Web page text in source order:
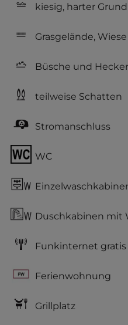
kiesig, harter Grund
Grasgelände, Wiese
Büsche und
teilweise Schatten
Stromanschluss
WC
Duschkabinen mit
Funkinternet gratis
Ferienwohnung
Grillplatz